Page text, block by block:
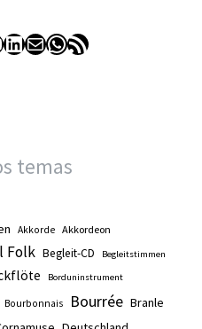
LinkedIn
Correo electrónico
WhatsApp
Feed RSS
temas
Akkorde Akkordeon
Folk Begleit-CD Begleitstimmen
Borduninstrument
Bourbonnais Bourrée Branle